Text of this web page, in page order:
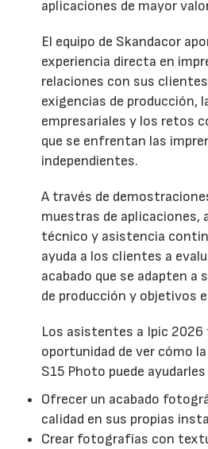
aplicaciones de mayor
El equipo de Skandacor
experiencia directa en
relaciones con sus
exigencias de producción,
empresariales y los retos
que se enfrentan las
independientes.
A través de
muestras de aplicaciones,
técnico y asistencia
ayuda a los clientes a
acabado que se adapten a
de producción y objetivos
Los asistentes a Ipic 2026
oportunidad de ver cómo
S15 Photo puede ayudarles
Ofrecer un acabado
calidad en sus propias
Crear fotografías con